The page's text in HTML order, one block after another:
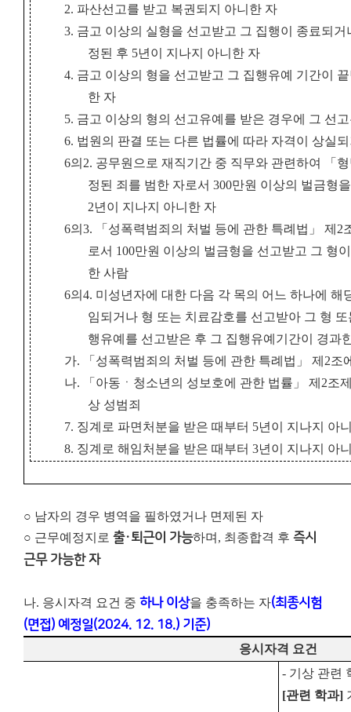
2. 파산선고를 받고 복권되지 아니한 자
3. 금고 이상의 실형을 선고받고 그 집행이 종료되
정된 후 5년이 지나지 아니한 자
4. 금고 이상의 형을 선고받고 그 집행유예 기간이
한 자
5. 금고 이상의 형의 선고유예를 받은 경우에 그 선
6. 법원의 판결 또는 다른 법률에 따라 자격이 상실
6의2. 공무원으로 재직기간 중 직무와 관련하여 「
정된 죄를 범한 자로서 300만원 이상의 벌금형
2년이 지나지 아니한 자
6의3. 「성폭력범죄의 처벌 등에 관한 특례법」 제2
로서 100만원 이상의 벌금형을 선고받고 그 형
한 사람
6의4. 미성년자에 대한 다음 각 목의 어느 하나에 해
임되거나 형 또는 치료감호를 선고받아 그 형
행유예를 선고받은 후 그 집행유예기간이 경과
가. 「성폭력범죄의 처벌 등에 관한 특례법」 제2조
나. 「아동ㆍ청소년의 성보호에 관한 법률」 제2조
상 성범죄
7. 징계로 파면처분을 받은 때부터 5년이 지나지 아
8. 징계로 해임처분을 받은 때부터 3년이 지나지 아
○ 남자의 경우 병역을 필하였거나 면제된 자
○ 근무예정지로 출·퇴근이 가능하며, 최종합격 후 즉시
근무 가능한 자
나. 응시자격 요건 중 하나 이상을 충족하는 자(최종시험
(면접) 예정일(2024. 12. 18.) 기준)
응시자격 요건
- 기상 관련
[관련 학과]